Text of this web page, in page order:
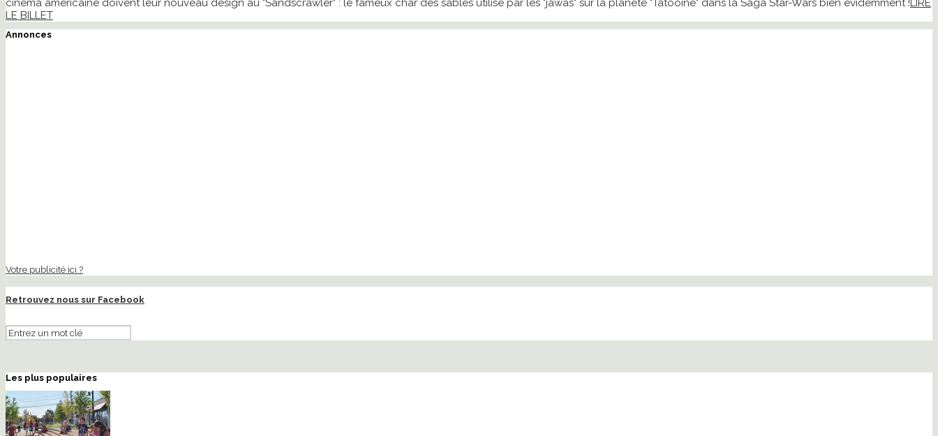
cinéma américaine doivent leur nouveau design au "Sandscrawler" : le fameux char des sables utilisé par les "jawas" sur la planète "Tatooine" dans la Saga Star-Wars bien évidemment !LIRE
LE BILLET
Annonces
Votre publicité ici ?
Retrouvez nous sur Facebook
Les plus populaires